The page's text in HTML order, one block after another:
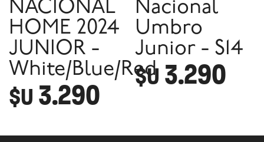
NACIONAL
HOME 2024
JUNIOR -
White/Blue/Red
$U 3.290
Nacional
Umbro
Junior - S14
$U 3.290